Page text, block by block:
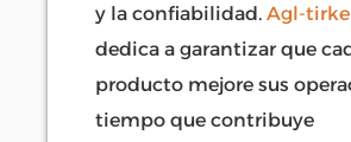
y la confiabilidad. Agl-tirke
dedica a garantizar que
producto mejore sus
tiempo que contribuye